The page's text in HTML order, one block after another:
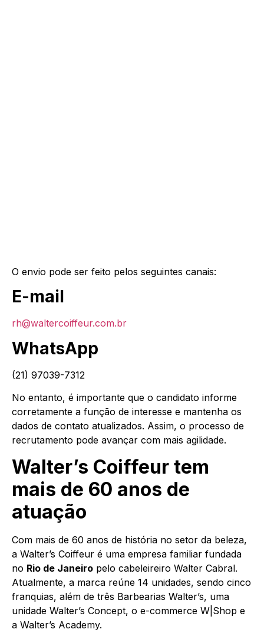
O envio pode ser feito pelos seguintes canais:
E-mail
rh@waltercoiffeur.com.br
WhatsApp
(21) 97039-7312
No entanto, é importante que o candidato informe
corretamente a função de interesse e mantenha os
dados de contato atualizados. Assim, o processo de
recrutamento pode avançar com mais agilidade.
Walter’s Coiffeur tem
mais de 60 anos de
atuação
Com mais de 60 anos de história no setor da beleza,
a Walter’s Coiffeur é uma empresa familiar fundada
no Rio de Janeiro pelo cabeleireiro Walter Cabral.
Atualmente, a marca reúne 14 unidades, sendo cinco
franquias, além de três Barbearias Walter’s, uma
unidade Walter’s Concept, o e-commerce W|Shop e
a Walter’s Academy.